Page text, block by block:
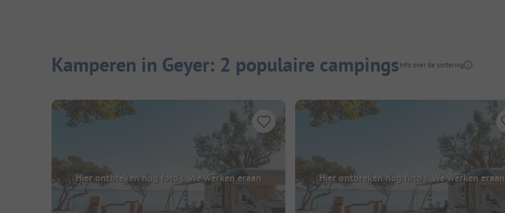
Kamperen in Geyer: 2 populaire campingsInfo over de sortering
Hier ontbreken nog foto's. We werken eraan Hier ontbreken nog foto's. We werken eraan